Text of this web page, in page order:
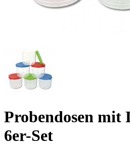
Probendosen mit
6er-Set